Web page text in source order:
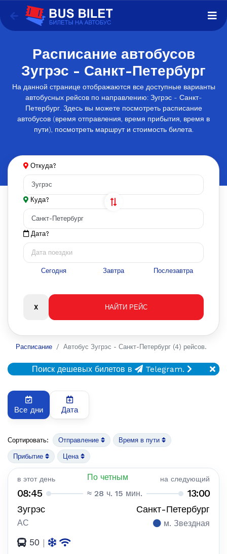
Расписание автобусов
Зугрэс - Санкт-Петербург
На данной странице отображаются все доступные варианты
автобусных рейсов по направлению: Зугрэс - Санкт-
Петербург. Здесь вы можете посмотреть расписание
автобусов (время отправления, время прибытия, время в
пути), посмотреть маршрут и стоимость билета.
Откуда?
Куда?
Дата?
Сегодня Завтра Послезавтра
Расписание Автобус Зугрэс - Санкт-Петербург (4) рейсов.
Поиск дешевых билетов в Telegram.
Все дни Дата
Сортировать: Отправление Время в пути
Прибытие Цена
в этот день По четным на следующий
08:45 ≈ 28 ч. 15 мин. 13:00
Зугрэс Санкт-Петербург
АС м. Звездная
50 |